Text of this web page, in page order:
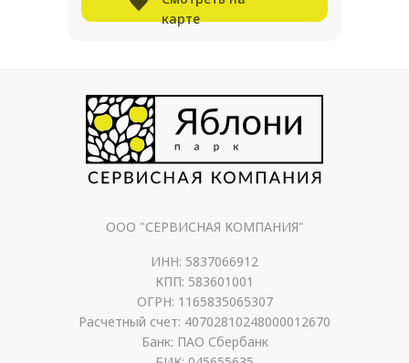
карте
ИНН: 5837066912
КПП: 583601001
ОГРН: 1165835065307
Расчетный счет: 40702810248000012670
Банк: ПАО Сбербанк
ООО "СЕРВИСНАЯ КОМПАНИЯ"